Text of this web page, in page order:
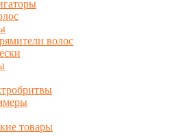
волос
товары